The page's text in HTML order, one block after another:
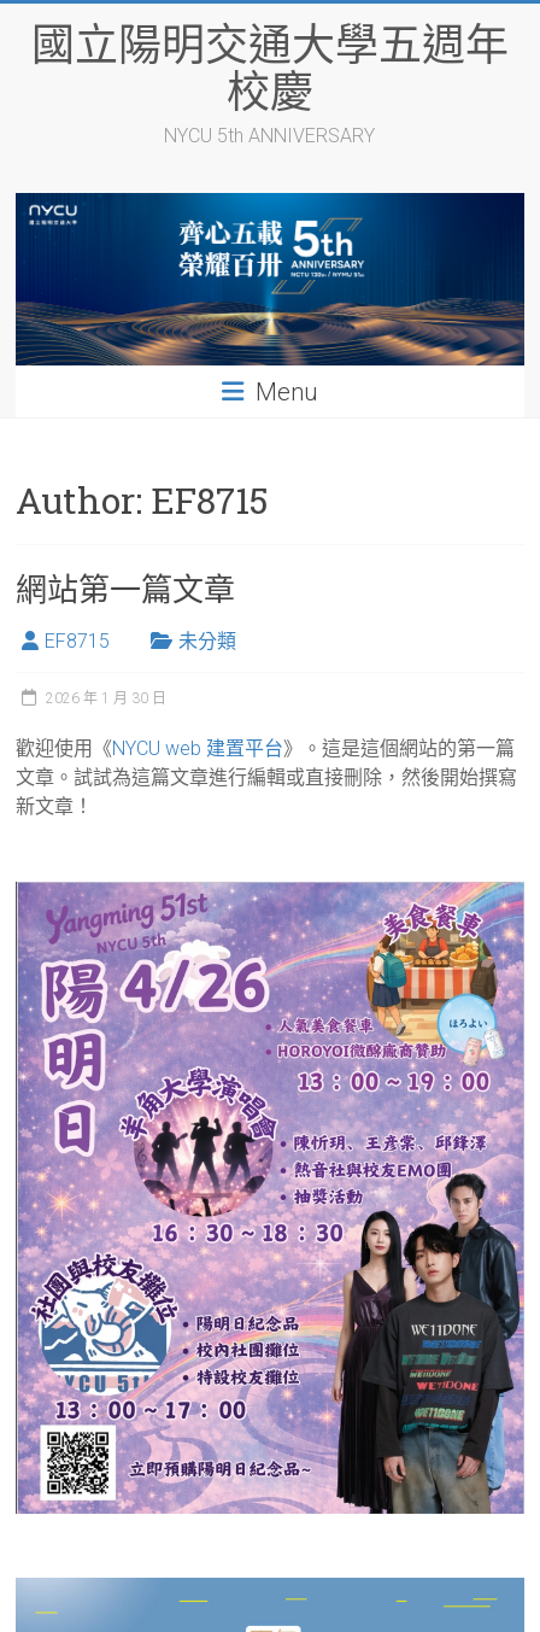
content國立陽明交通大學五週年
校慶
NYCU 5th ANNIVERSARY
Menu
Author: EF8715
網站第一篇文章
EF8715 未分類
2026 年 1 月 30 日
歡迎使用《NYCU web 建置平台》。這是這個網站的第一篇
文章。試試為這篇文章進行編輯或直接刪除，然後開始撰寫
新文章！